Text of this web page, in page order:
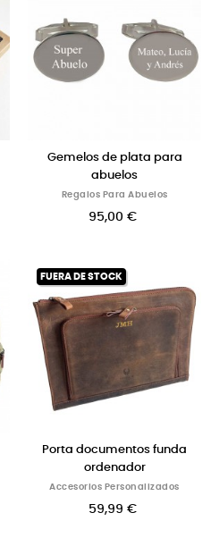
Gemelos de plata para
abuelos
Regalos Para Abuelos
95,00 €
FUERA DE STOCK
Porta documentos funda
ordenador
Accesorios Personalizados
59,99 €